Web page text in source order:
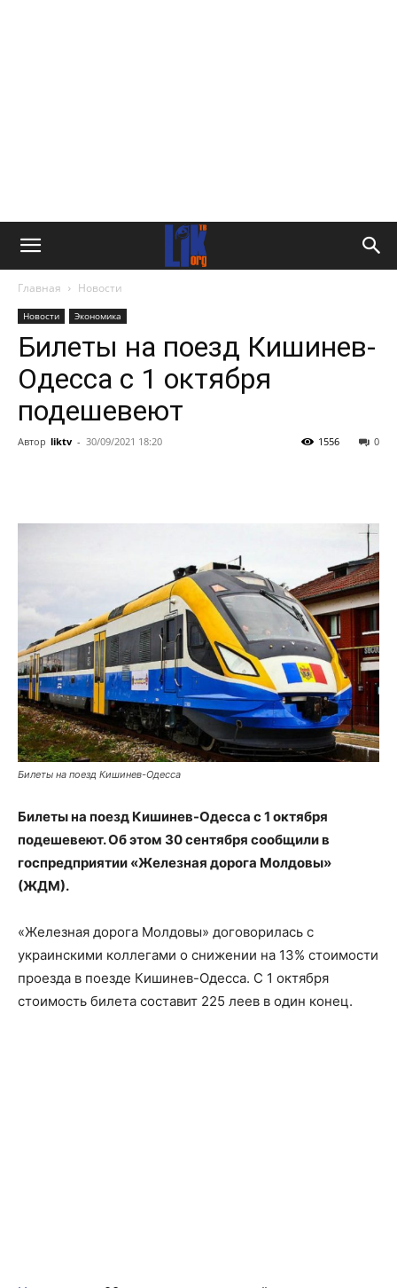
Главная Новости
Новости Экономика
Билеты на поезд Кишинев-
Одесса с 1 октября
подешевеют
Автор liktv - 30/09/2021 18:20 0
1556
Билеты на поезд Кишинев-Одесса
Билеты на поезд Кишинев-Одесса с1 октября
подешевеют. Об этом 30 сентября сообщили в
госпредприятии «Железная дорога Молдовы»
(ЖДМ).
«Железная дорога Молдовы» договорилась с
украинскими коллегами о снижении на 13% стоимости
проезда в поезде Кишинев-Одесса. С 1 октября
стоимость билета составит 225 леев в один конец.